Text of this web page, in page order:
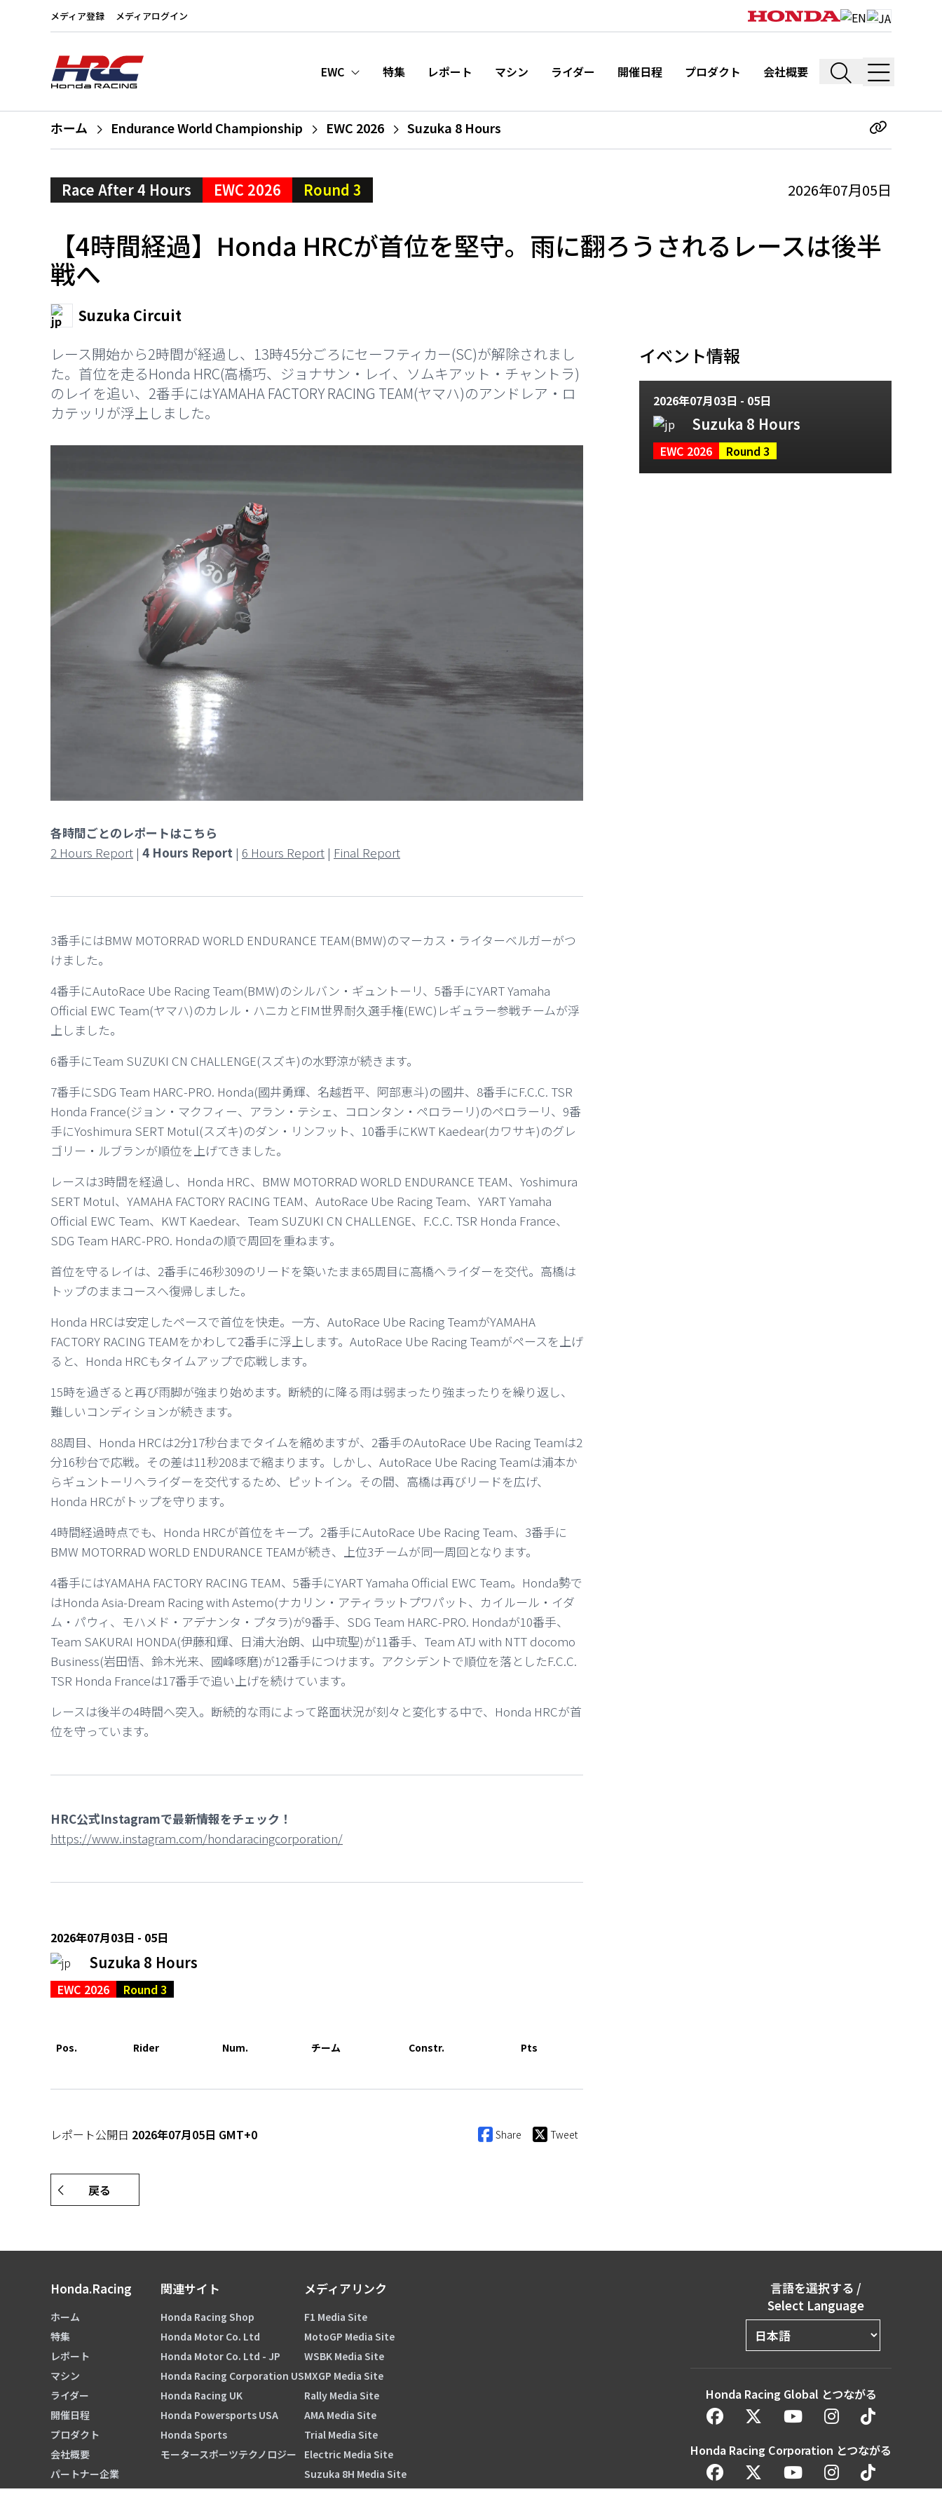
メディア登録 メディアログイン
EWC 特集 レポート マシン ライダー 開催日程 プロダクト 会社概要
ホーム Endurance World Championship EWC 2026 Suzuka 8 Hours
Race After 4 Hours EWC 2026 Round 3 2026年07月05日
【4時間経過】Honda HRCが首位を堅守。雨に翻ろうされるレースは後半
戦へ
Suzuka Circuit
レース開始から2時間が経過し、13時45分ごろにセーフティカー(SC)が解除されまし
た。首位を走るHonda HRC(高橋巧、ジョナサン・レイ、ソムキアット・チャントラ)
のレイを追い、2番手にはYAMAHA FACTORY RACING TEAM(ヤマハ)のアンドレア・ロ
カテッリが浮上しました。
各時間ごとのレポートはこちら
2 Hours Report | 4 Hours Report | 6 Hours Report | Final Report
3番手にはBMW MOTORRAD WORLD ENDURANCE TEAM(BMW)のマーカス・ライターベルガーがつ
けました。
4番手にAutoRace Ube Racing Team(BMW)のシルバン・ギュントーリ、5番手にYART Yamaha
Official EWC Team(ヤマハ)のカレル・ハニカとFIM世界耐久選手権(EWC)レギュラー参戦チームが浮
上しました。
6番手にTeam SUZUKI CN CHALLENGE(スズキ)の水野涼が続きます。
7番手にSDG Team HARC-PRO. Honda(國井勇輝、名越哲平、阿部恵斗)の國井、8番手にF.C.C. TSR
Honda France(ジョン・マクフィー、アラン・テシェ、コロンタン・ペロラーリ)のペロラーリ、9番
手にYoshimura SERT Motul(スズキ)のダン・リンフット、10番手にKWT Kaedear(カワサキ)のグレ
ゴリー・ルブランが順位を上げてきました。
レースは3時間を経過し、Honda HRC、BMW MOTORRAD WORLD ENDURANCE TEAM、Yoshimura
SERT Motul、YAMAHA FACTORY RACING TEAM、AutoRace Ube Racing Team、YART Yamaha
Official EWC Team、KWT Kaedear、Team SUZUKI CN CHALLENGE、F.C.C. TSR Honda France、
SDG Team HARC-PRO. Hondaの順で周回を重ねます。
首位を守るレイは、2番手に46秒309のリードを築いたまま65周目に高橋へライダーを交代。高橋は
トップのままコースへ復帰しました。
Honda HRCは安定したペースで首位を快走。一方、AutoRace Ube Racing TeamがYAMAHA
FACTORY RACING TEAMをかわして2番手に浮上します。AutoRace Ube Racing Teamがペースを上げ
ると、Honda HRCもタイムアップで応戦します。
15時を過ぎると再び雨脚が強まり始めます。断続的に降る雨は弱まったり強まったりを繰り返し、
難しいコンディションが続きます。
88周目、Honda HRCは2分17秒台までタイムを縮めますが、2番手のAutoRace Ube Racing Teamは2
分16秒台で応戦。その差は11秒208まで縮まります。しかし、AutoRace Ube Racing Teamは浦本か
らギュントーリへライダーを交代するため、ピットイン。その間、高橋は再びリードを広げ、
Honda HRCがトップを守ります。
4時間経過時点でも、Honda HRCが首位をキープ。2番手にAutoRace Ube Racing Team、3番手に
BMW MOTORRAD WORLD ENDURANCE TEAMが続き、上位3チームが同一周回となります。
4番手にはYAMAHA FACTORY RACING TEAM、5番手にYART Yamaha Official EWC Team。Honda勢で
はHonda Asia-Dream Racing with Astemo(ナカリン・アティラットプワパット、カイルール・イダ
ム・パウィ、モハメド・アデナンタ・プタラ)が9番手、SDG Team HARC-PRO. Hondaが10番手、
Team SAKURAI HONDA(伊藤和輝、日浦大治朗、山中琉聖)が11番手、Team ATJ with NTT docomo
Business(岩田悟、鈴木光来、國峰啄磨)が12番手につけます。アクシデントで順位を落としたF.C.C.
TSR Honda Franceは17番手で追い上げを続けています。
レースは後半の4時間へ突入。断続的な雨によって路面状況が刻々と変化する中で、Honda HRCが首
位を守っています。
HRC公式Instagramで最新情報をチェック！
https://www.instagram.com/hondaracingcorporation/
2026年07月03日 - 05日
Suzuka 8 Hours
EWC 2026 Round 3
Pos. Rider Num. チーム Constr. Pts
レポート公開日 2026年07月05日 GMT+0 Share Tweet
戻る
イベント情報
2026年07月03日 - 05日
Suzuka 8 Hours
EWC 2026 Round 3
Honda.Racing
ホーム
特集
レポート
マシン
ライダー
開催日程
プロダクト
会社概要
パートナー企業
HRC ORIGINALS TOKYO
関連サイト
Honda Racing Shop
Honda Motor Co. Ltd
Honda Motor Co. Ltd - JP
Honda Racing Corporation US
Honda Racing UK
Honda Powersports USA
Honda Sports
モータースポーツテクノロジー
メディアリンク
F1 Media Site
MotoGP Media Site
WSBK Media Site
MXGP Media Site
Rally Media Site
AMA Media Site
Trial Media Site
Electric Media Site
Suzuka 8H Media Site
言語を選択する /
Select Language
Honda Racing Global とつながる
Honda Racing Corporation とつながる